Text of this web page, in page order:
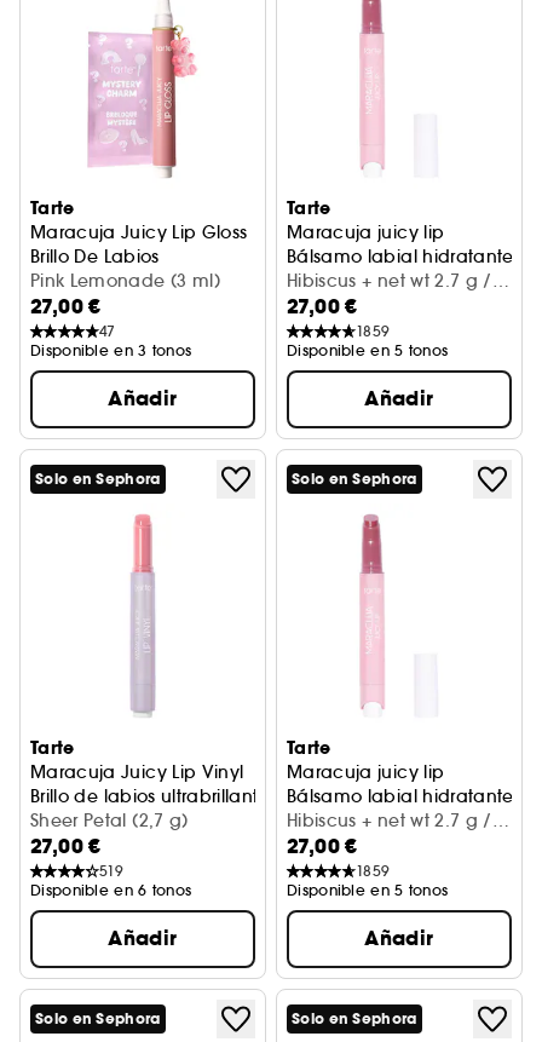
Tarte
Maracuja Juicy Lip Gloss
Brillo De Labios
Pink Lemonade (3 ml)
27,00 €
47
Disponible en 3 tonos
Añadir
Tarte
Maracuja juicy lip
Bálsamo labial hidratante
Hibiscus + net wt 2.7 g /
0.095 Oz.
27,00 €
1859
Disponible en 5 tonos
Añadir
Solo en Sephora
Tarte
Maracuja Juicy Lip Vinyl
Brillo de labios ultrabrillante
Sheer Petal (2,7 g)
27,00 €
519
Disponible en 6 tonos
Añadir
Solo en Sephora
Tarte
Maracuja juicy lip
Bálsamo labial hidratante
Hibiscus + net wt 2.7 g /
0.095 Oz.
27,00 €
1859
Disponible en 5 tonos
Añadir
Solo en Sephora Solo en Sephora